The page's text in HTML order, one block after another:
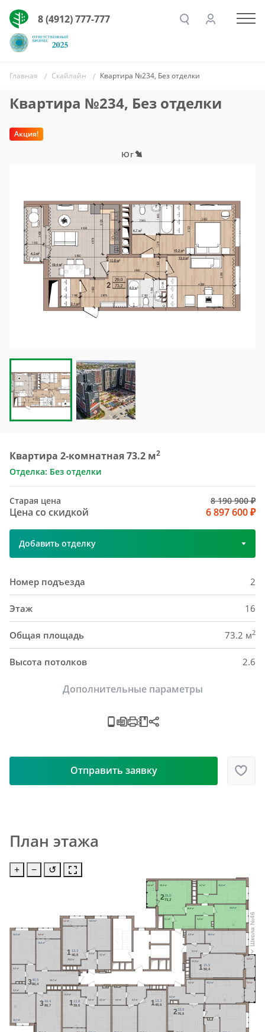
8 (4912) 777-777
Главная Скайлайн Квартира №234, Без отделки
Квартира №234, Без отделки
Акция!
Юг
Квартира 2-комнатная 73.2 м2
Отделка: Без отделки
Старая цена 8 190 900 ₽
Цена со скидкой 6 897 600 ₽
Добавить отделку
Номер подъезда 2
Этаж 16
Общая площадь 73.2 м2
Высота потолков 2.6
Дополнительные параметры
Отправить заявку
План этажа
+ − ↺
12,7 м²
2,2 м²
4,3 м²
14,3 м²
13,5 м²
16,7 м²
19,4 м²
13,8 м²
4,0 м²
15,2 м²
4,7 м²
10,0 м²
4,2 м²
4,8 м²
3,2 м²
4,2 м²
4,4 м²
13,3 м²
4,5 м² 6,0 м²
21,9 м²
4,2 м²
3,8 м²
15,5 м²
5,0 м²
8,2 м²
16,2 м²
4,5 м² 3,9 м²
4,0 м²
15,8 м²
3,6 м²
14,4 м²
2,1 м²
229,0
73,2
1 15,5
50,4
2 33,9
76,6
113,3
49,6
112,8
39,6
344,4
86,7
340,5
86,4
113,3
40,9
Школа №46